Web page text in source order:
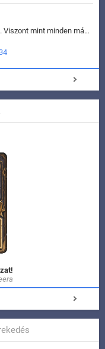
Amióta bejött, csak ezzel játszom. Viszont mint minden más - akár az alapjáték is, ez is baromira összetett lett. Néha már pár kör után is esélytelen az egész. Vagy irreállisan túltápol valaki, vagy lelép a partner, vagy csak hülye mint a segg. És amikor eljönne az én időm, na akkor jön el mindenki másé is. Engem jobban érdekelne, hogy ki milyen ratingen szokott játszani. Na ez lenne egy érdekes adat.